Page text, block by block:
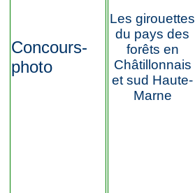
Concours-
photo
Les girouettes
du pays des
forêts en
Châtillonnais
et sud Haute-
Marne